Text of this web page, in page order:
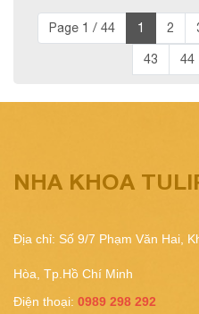
Page 1 / 44 1 2
43 44
NHA KHOA
Địa chỉ: Số 9/7 Phạm Văn Hai,
Hòa, Tp.Hồ Chí Minh
Điện thoại: 0989 298 292